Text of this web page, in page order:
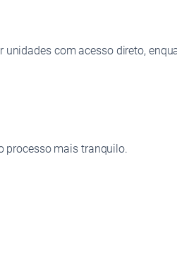
com acesso direto,
processo mais tranquilo.